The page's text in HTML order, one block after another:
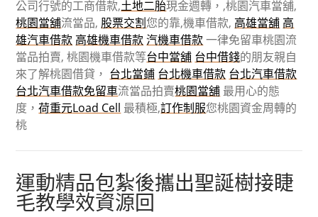
公司行號的工商借款,土地二胎現金週轉，,桃園汽車當舖,
桃園當舖流當品, 股票交割您的靠,機車借款, 高雄當舖 高
雄汽車借款 高雄機車借款汽機車借款一律免留車桃園流
當品拍賣, 桃園機車借款等台中當舖 台中借錢的朋友親自
來了解桃園借貸， 台北當鋪 台北機車借款 台北汽車借款
台北汽車借款免留車流當品拍賣桃園當舖 最用心的態
度，荷重元Load Cell 最積極,訂作制服您桃園資金周轉的
桃
運動精品包紮後攜出聖誕樹接睫
毛教學效資源回